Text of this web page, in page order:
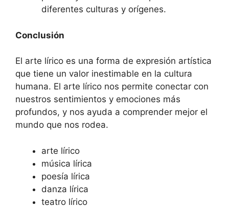
diferentes culturas y orígenes.
Conclusión
El arte lírico es una forma de expresión artística
que tiene un valor inestimable en la cultura
humana. El arte lírico nos permite conectar con
nuestros sentimientos y emociones más
profundos, y nos ayuda a comprender mejor el
mundo que nos rodea.
arte lírico
música lírica
poesía lírica
danza lírica
teatro lírico